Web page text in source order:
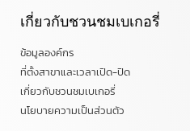
เกี่ยวกับชวนชมเบเกอรี่
ข้อมูลองค์กร
ที่ตั้งสาขาและเวลาเปิด-ปิด
เกี่ยวกับชวนชมเบเกอรี่
นโยบายความเป็นส่วนตัว